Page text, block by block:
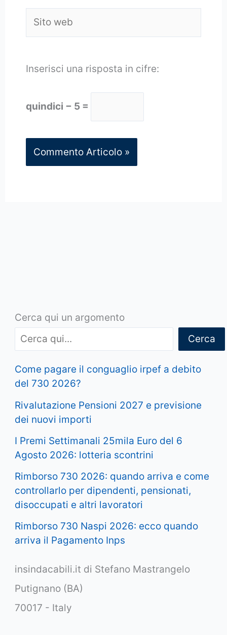
web
Inserisci una risposta in cifre:
quindici − 5 =
Cerca qui un argomento
Cerca
Come pagare il conguaglio irpef a debito
del 730 2026?
Rivalutazione Pensioni 2027 e previsione
dei nuovi importi
I Premi Settimanali 25mila Euro del 6
Agosto 2026: lotteria scontrini
Rimborso 730 2026: quando arriva e come
controllarlo per dipendenti, pensionati,
disoccupati e altri lavoratori
Rimborso 730 Naspi 2026: ecco quando
arriva il Pagamento Inps
insindacabili.it di Stefano Mastrangelo
Putignano (BA)
70017 - Italy